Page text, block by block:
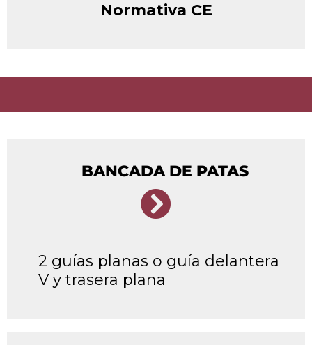
Normativa CE
BANCADA DE PATAS
2 guías planas o guía delantera
V y trasera plana